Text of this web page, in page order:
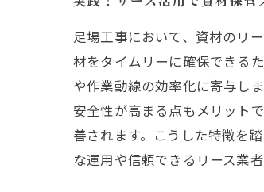
足場工事において、資材のリ
材をタイムリーに確保できる
や作業動線の効率化に寄与し
安全性が高まる点もメリット
善されます。こうした特徴を
な運用や信頼できるリース業